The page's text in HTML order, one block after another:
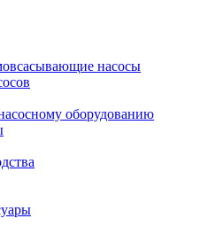
насосы
оборудованию